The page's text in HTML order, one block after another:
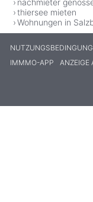
thiersee mieten
Wohnungen in
IMMMO-APP
ANZEIGE